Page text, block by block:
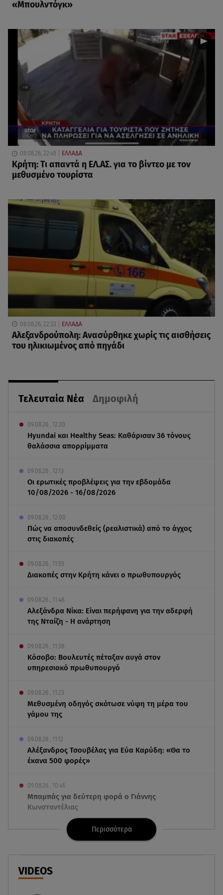
Τελευταία Νέα Δημοφιλή
09.08.26 , 12:20
Hyundai και Healthy Seas: Καθάρισαν 36 τόνους
θαλάσσια απορρίμματα
09.08.26 , 12:13
Οι ερωτικές προβλέψεις για την εβδομάδα
10/08/2026 - 16/08/2026
09.08.26 , 12:00
Πώς να αποσυνδεθείς (ρεαλιστικά) από το άγχος
στις διακοπές
09.08.26 , 11:55
Διακοπές στην Κρήτη κάνει ο πρωθυπουργός
09.08.26 , 11:48
Αλεξάνδρα Νίκα: Είναι περήφανη για την αδερφή
της Νταίζη - Η ανάρτηση
09.08.26 , 11:38
Κόσοβο: Βουλευτές πέταξαν αυγά στον
υπηρεσιακό πρωθυπουργό
09.08.26 , 11:23
Μεθυσμένη οδηγός σκότωσε νύφη τη μέρα του
γάμου της
09.08.26 , 11:12
Αλέξανδρος Τσουβέλας για Εύα Καρύδη: «Θα το
έκανα 500 φορές»
09.08.26 , 10:46
Μπαμπάς για δεύτερη φορά ο Γιάννης
Κωνσταντέλιας
09.08.26 , 10:43
Αλέξης Γεωργούλης: Η ανάρτηση από την
παραλία και οι κοιλιακοί!
09.08.26 , 10:33
Περισσότερα
VIDEOS
«Μπουλντόγκ»
08.08.26, 22:45 ΕΛΛΑΔΑ
Κρήτη: Τι απαντά η ΕΛ.ΑΣ. για το βίντεο με τον
μεθυσμένο τουρίστα
08.08.26, 22:33 ΕΛΛΑΔΑ
Αλεξανδρούπολη: Ανασύρθηκε χωρίς τις αισθήσεις
του ηλικιωμένος από πηγάδι